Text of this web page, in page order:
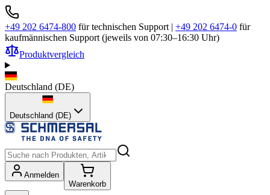
+49 202 6474-800 für technischen Support | +49 202 6474-0 für
kaufmännischen Support (jeweils von 07:30–16:30 Uhr)
Produktvergleich
Deutschland (DE)
Deutschland (DE)
Anmelden
Warenkorb